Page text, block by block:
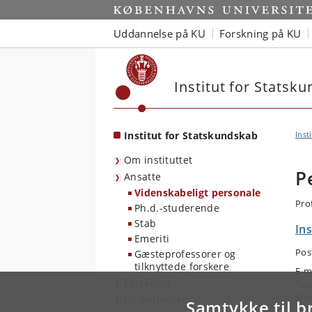
Start
Uddannelse på KU Forskning på KU
Institut for
Institut for Statskundskab
Om instituttet
Ansatte
Videnskabeligt personale
Ph.d.-studerende
Stab
Emeriti
Gæsteprofessorer og
tilknyttede forskere
E-